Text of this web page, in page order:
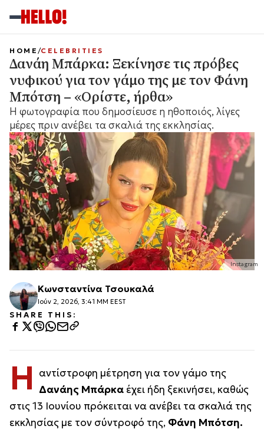
Instagram
HOME CELEBRITIES
Δανάη Μπάρκα: Ξεκίνησε τις πρόβες
νυφικού για τον γάμο της με τον Φάνη
Μπότση – «Ορίστε, ήρθα»
Η φωτογραφία που δημοσίευσε η ηθοποιός, λίγες
μέρες πριν ανέβει τα σκαλιά της εκκλησίας.
Κωνσταντίνα Τσουκαλά
Ιούν 2, 2026, 3:41 ΜΜ EEST
SHARE THIS:
Η αντίστροφη μέτρηση για τον γάμο της
Δανάης Μπάρκαέχει ήδη ξεκινήσει, καθώς
στις 13 Ιουνίου πρόκειται να ανέβει τα σκαλιά της
εκκλησίας με τον σύντροφό της, Φάνη Μπότση.